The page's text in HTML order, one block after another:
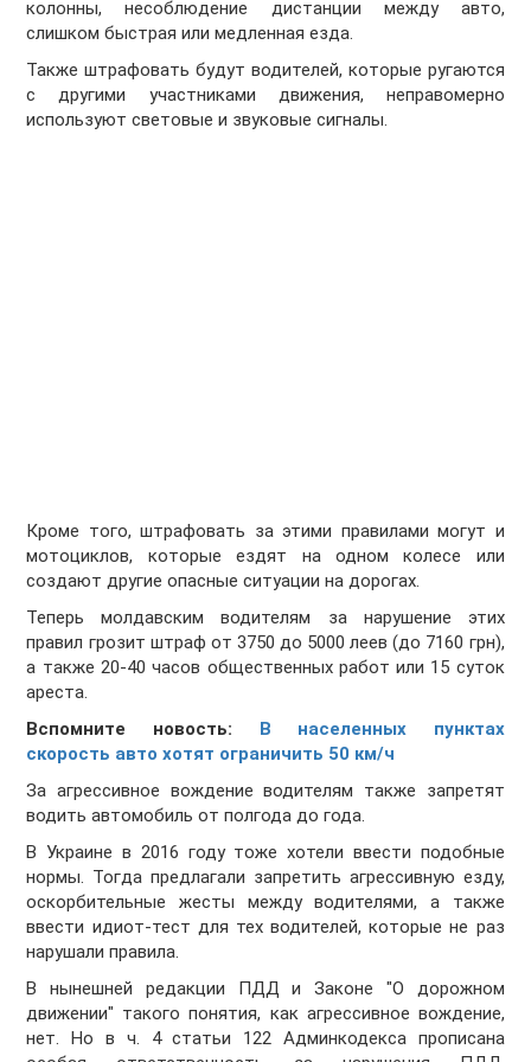
колонны, несоблюдение дистанции между авто,
слишком быстрая или медленная езда.
Также штрафовать будут водителей, которые ругаются
с другими участниками движения, неправомерно
используют световые и звуковые сигналы.
Кроме того, штрафовать за этими правилами могут и
мотоциклов, которые ездят на одном колесе или
создают другие опасные ситуации на дорогах.
Теперь молдавским водителям за нарушение этих
правил грозит штраф от 3750 до 5000 леев (до 7160 грн),
а также 20-40 часов общественных работ или 15 суток
ареста.
Вспомните новость:
В населенных пунктах
скорость авто хотят ограничить 50 км/ч
За агрессивное вождение водителям также запретят
водить автомобиль от полгода до года.
В Украине в 2016 году тоже хотели ввести подобные
нормы. Тогда предлагали запретить агрессивную езду,
оскорбительные жесты между водителями, а также
ввести идиот-тест для тех водителей, которые не раз
нарушали правила.
В нынешней редакции ПДД и Законе "О дорожном
движении" такого понятия, как агрессивное вождение,
нет. Но в ч. 4 статьи 122 Админкодекса прописана